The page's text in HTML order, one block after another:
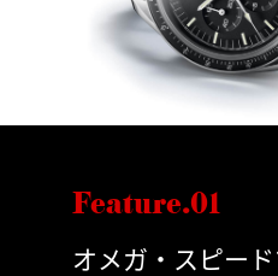
Feature.01
オメガ・スピー